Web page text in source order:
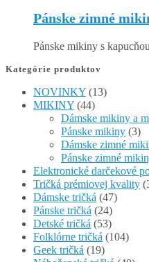
Pánske zimné
Pánske mikiny s
Kategórie produktov
NOVINKY (13)
MIKINY (44)
Dámske mikiny a
Pánske mikiny (3)
Dámske zimné
Pánske zimné
Elektronické darčekové
Tričká prémiovej kvality
Dámske tričká (47)
Pánske tričká (24)
Detské tričká (53)
Folklórne tričká (104)
Geek tričká (19)